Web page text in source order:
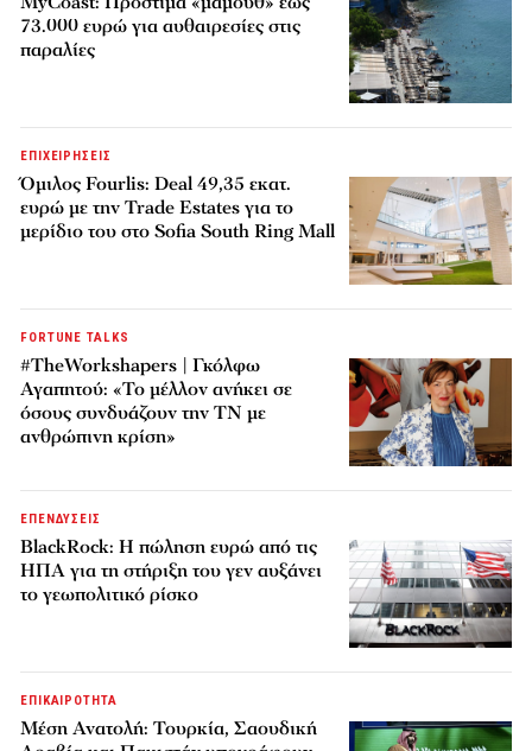
73.000 ευρώ για αυθαιρεσίες στις
παραλίες
ΕΠΙΧΕΙΡΗΣΕΙΣ
Όμιλος Fourlis: Deal 49,35 εκατ.
ευρώ με την Trade Estates για το
μερίδιο του στο Sofia South Ring Mall
FORTUNE TALKS
#TheWorkshapers | Γκόλφω
Αγαπητού: «Το μέλλον ανήκει σε
όσους συνδυάζουν την ΤΝ με
ανθρώπινη κρίση»
ΕΠΕΝΔΥΣΕΙΣ
BlackRock: Η πώληση ευρώ από τις
ΗΠΑ για τη στήριξη του γεν αυξάνει
το γεωπολιτικό ρίσκο
ΕΠΙΚΑΙΡΟΤΗΤΑ
Μέση Ανατολή: Τουρκία, Σαουδική